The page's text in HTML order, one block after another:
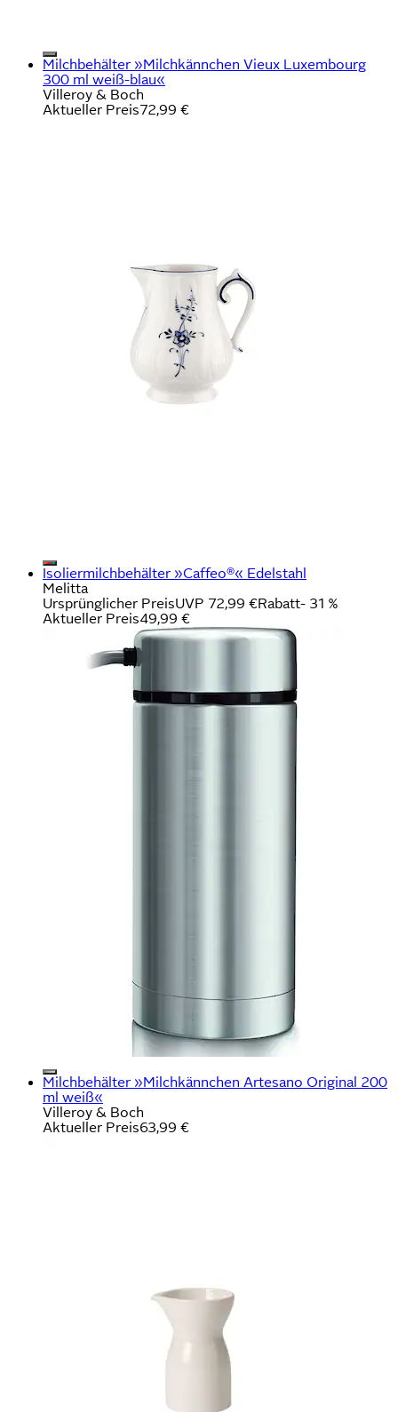
Milchbehälter »Milchkännchen Vieux Luxembourg
300 ml weiß-blau«
Villeroy & Boch
Aktueller Preis72,99 €
Isoliermilchbehälter »Caffeo®« Edelstahl
Melitta
Ursprünglicher PreisUVP 72,99 €Rabatt- 31 %
Aktueller Preis49,99 €
Milchbehälter »Milchkännchen Artesano Original 200
ml weiß«
Villeroy & Boch
Aktueller Preis63,99 €